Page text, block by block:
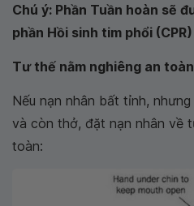
Chú ý: Phần Tuần hoàn sẽ
phần Hồi sinh tim phổi (CPR)
Tư thế nằm nghiêng an toàn
Nếu nạn nhân bất tỉnh,
và còn thở, đặt nạn nhân về
toàn: